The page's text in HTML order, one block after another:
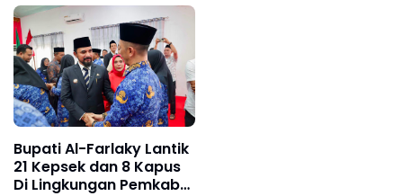
Pengembalian Dana
Rp186 Juta
Bupati Al-Farlaky Lantik
21 Kepsek dan 8 Kapus
Di Lingkungan Pemkab